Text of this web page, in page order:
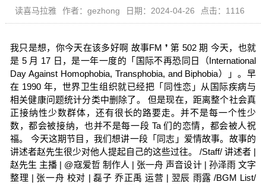
读喜马拉雅 作者：gezhong 日期：2024-04-26 点击：1116
我只是想，你今天在该多好啊 故事FM ❜ 第 502 期 今天，也就
是 5 月 17 日，是一年一度的「国际不再恐同日（International
Day Against Homophobia, Transphobia, and Biphobia）」。早
在 1990 年，世界卫生组织就已经把「同性恋」从国际疾病与
相关健康问题统计分类中删除了。 但是现在，距离整个社会真
正接纳性少数群体，还有很长的路要走。并不是每一个性少
数，都会被接纳，也并不是每一段 Ta 们的恋情，都会被人祝
福。 今天这期节目，我们想讲一段「同志」爱情故事。故事的
讲述者赵先生很少对他人提起自己的这些过往。 /Staff/ 讲述者 |
赵先生 主播 | @寇爱哲 制作人 | 张一舟 声音设计 | 孙泽雨 文字
整理 | 张一舟 校对 | 磊子 乔正禹 运营 | 翌辰 雨露 /BGM List/